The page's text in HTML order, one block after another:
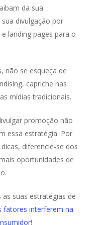
da sua
divulgação por
landing pages para o
não se esqueça de
capriche nas
mídias tradicionais.
promoção não
essa estratégia. Por
diferencie-se dos
oportunidades de
suas estratégias de
fatores interferem na
!